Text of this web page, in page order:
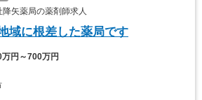
矢薬局の薬剤師求人
域に根差した薬局です
万円～700万円